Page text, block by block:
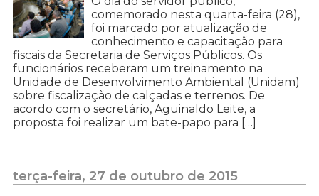
comemorado nesta quarta-feira (28),
foi marcado por atualização de
conhecimento e capacitação para
fiscais da Secretaria de Serviços Públicos. Os
funcionários receberam um treinamento na
Unidade de Desenvolvimento Ambiental (Unidam)
sobre fiscalização de calçadas e terrenos. De
acordo com o secretário, Aguinaldo Leite, a
proposta foi realizar um bate-papo para […]
terça-feira, 27 de outubro de 2015